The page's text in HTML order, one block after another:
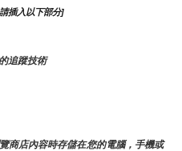
插入以下部分]
追蹤技術
商店內容時存儲在您的電腦，手機或